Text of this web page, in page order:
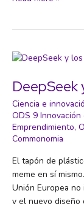
fueran
coches
para
reducir
el
plazo
de
en
un
40%
DeepSeek
Ciencia e
ODS 9
Emprendimiento,
Commonomia
El tapón de
meme en sí
Unión Europea
y el nuevo diseño